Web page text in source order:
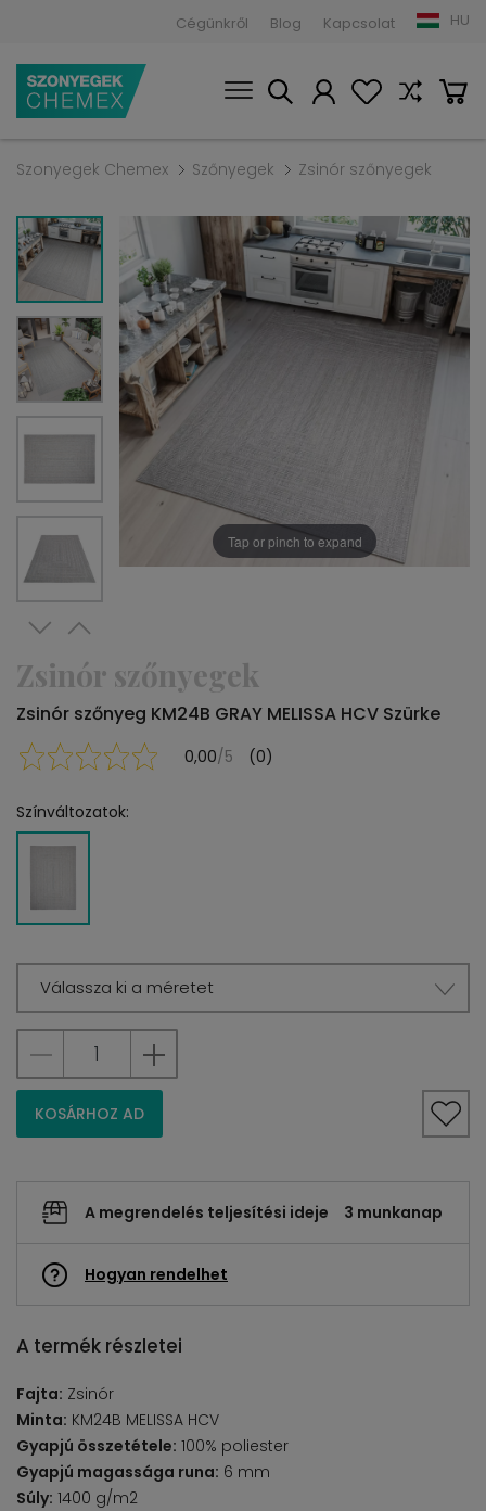
Cégünkről Blog Kapcsolat HU
Szonyegek Chemex Szőnyegek Zsinór szőnyegek
Tap or pinch to expand
Zsinór szőnyegek
Zsinór szőnyeg KM24B GRAY MELISSA HCV Szürke
0,00/5 (0)
Színváltozatok:
Válassza ki a méretet
KOSÁRHOZ AD
A megrendelés teljesítési ideje 3 munkanap
Hogyan rendelhet
A termék részletei
Fajta: Zsinór
Minta: KM24B MELISSA HCV
Gyapjú összetétele: 100% poliester
Gyapjú magassága runa: 6 mm
Súly: 1400 g/m2